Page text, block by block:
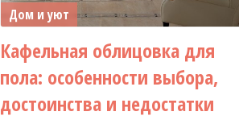
Дом и уют
Кафельная облицовка для
пола: особенности выбора,
достоинства и недостатки